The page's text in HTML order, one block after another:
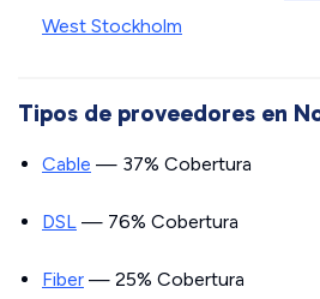
West Stockholm
Tipos de proveedores en
Cable — 37% Cobertura
DSL — 76% Cobertura
Fiber — 25% Cobertura